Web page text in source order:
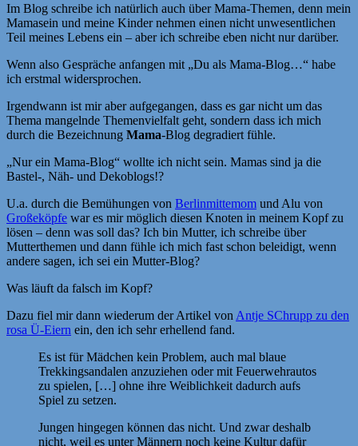
Im Blog schreibe ich natürlich auch über Mama-Themen, denn mein
Mamasein und meine Kinder nehmen einen nicht unwesentlichen
Teil meines Lebens ein – aber ich schreibe eben nicht nur darüber.
Wenn also Gespräche anfangen mit „Du als Mama-Blog…“ habe
ich erstmal widersprochen.
Irgendwann ist mir aber aufgegangen, dass es gar nicht um das
Thema mangelnde Themenvielfalt geht, sondern dass ich mich
durch die Bezeichnung Mama-Blog degradiert fühle.
„Nur ein Mama-Blog“ wollte ich nicht sein. Mamas sind ja die
Bastel-, Näh- und Dekoblogs!?
U.a. durch die Bemühungen von Berlinmittemom und Alu von
Großeköpfe war es mir möglich diesen Knoten in meinem Kopf zu
lösen – denn was soll das? Ich bin Mutter, ich schreibe über
Mutterthemen und dann fühle ich mich fast schon beleidigt, wenn
andere sagen, ich sei ein Mutter-Blog?
Was läuft da falsch im Kopf?
Dazu fiel mir dann wiederum der Artikel von Antje SChrupp zu den
rosa Ü-Eiern ein, den ich sehr erhellend fand.
Es ist für Mädchen kein Problem, auch mal blaue
Trekkingsandalen anzuziehen oder mit Feuerwehrautos
zu spielen, […] ohne ihre Weiblichkeit dadurch aufs
Spiel zu setzen.
Jungen hingegen können das nicht. Und zwar deshalb
nicht, weil es unter Männern noch keine Kultur dafür